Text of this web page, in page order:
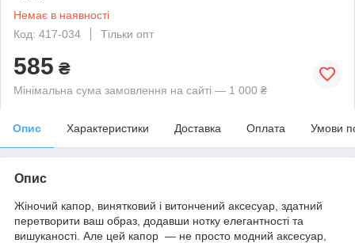
Немає в наявності
Код: 417-034
Тільки опт
585 ₴
Мінімальна сума замовлення на сайті — 1 000 ₴
Опис Характеристики Доставка Оплата Умови
Опис
Жіночий капор, винятковий і витончений аксесуар, здатний
перетворити ваш образ, додавши нотку елегантності та
вишуканості. Але цей капор — не просто модний аксесуар,